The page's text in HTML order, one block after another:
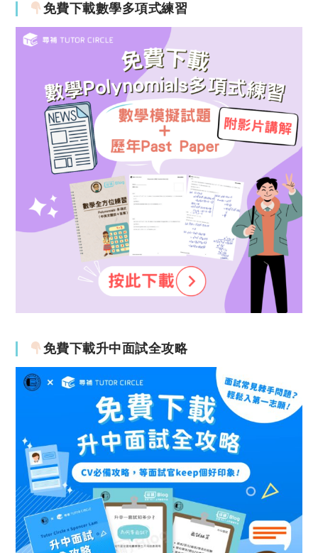
免費下載數學多項式練習
免費下載升中面試全攻略